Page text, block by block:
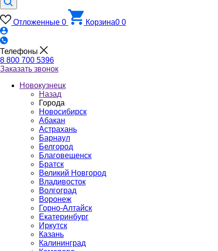
Отложенные 0 Корзина0 0
Телефоны
8 800 700 5396
Заказать звонок
Новокузнецк
Назад
Города
Новосибирск
Абакан
Астрахань
Барнаул
Белгород
Благовещенск
Братск
Великий Новгород
Владивосток
Волгоград
Воронеж
Горно-Алтайск
Екатеринбург
Иркутск
Казань
Калининград